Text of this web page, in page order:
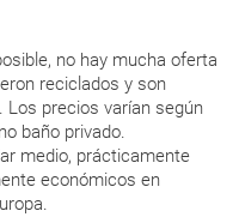
no hay mucha oferta
reciclados y son
precios varían según
baño privado.
medio, prácticamente
económicos en